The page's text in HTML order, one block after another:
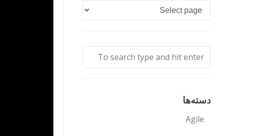
Languages
دسته‌ها
Agile